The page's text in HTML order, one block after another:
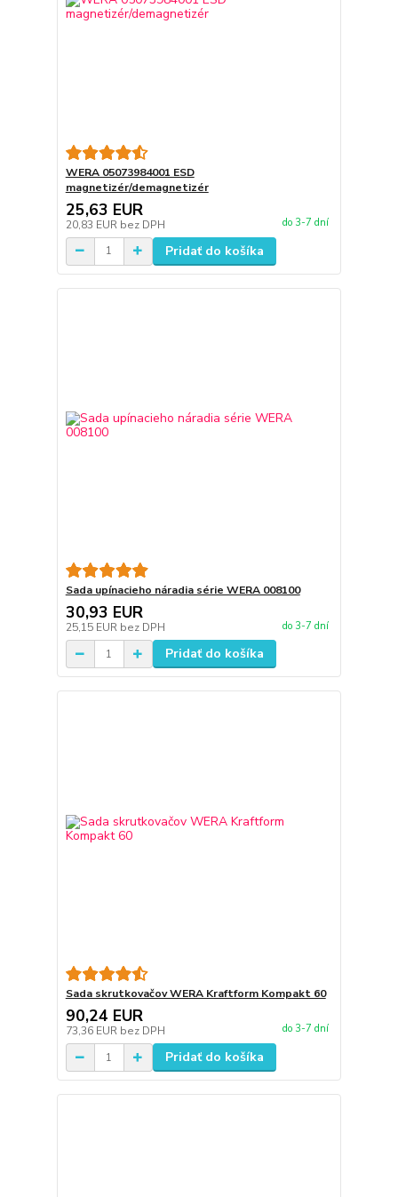
WERA 05073984001 ESD
magnetizér/demagnetizér
25,63 EUR
20,83 EUR bez DPH do 3-7 dní
Pridať do košíka
Sada upínacieho náradia série WERA 008100
30,93 EUR
25,15 EUR bez DPH do 3-7 dní
Pridať do košíka
Sada skrutkovačov WERA Kraftform Kompakt 60
90,24 EUR
73,36 EUR bez DPH do 3-7 dní
Pridať do košíka